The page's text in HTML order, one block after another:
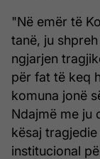
"Në emër të
tanë, ju
ngjarjen
për fat të keq
komuna jonë
Ndajmë me ju
kësaj
institucional